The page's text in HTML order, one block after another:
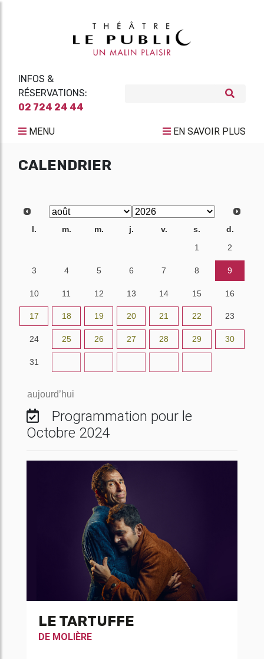
INFOS &
RÉSERVATIONS:
02 724 24 44
MENU EN SAVOIR PLUS
CALENDRIER
l. m. m. j. v. s.
d.
1 2
3 4 5 6 7 8 9
10 11 12 13 14 15 16
17 18 19 20 21 22 23
24 25 26 27 28 29 30
31
aujourd’hui
Programmation pour le
Octobre 2024
LE TARTUFFE
DE MOLIÈRE